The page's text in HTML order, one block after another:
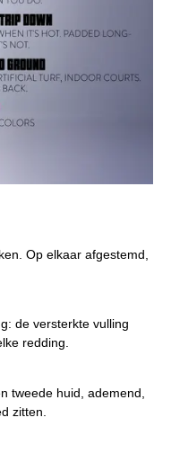
Op elkaar afgestemd,
de versterkte vulling
redding.
tweede huid, ademend,
zitten.